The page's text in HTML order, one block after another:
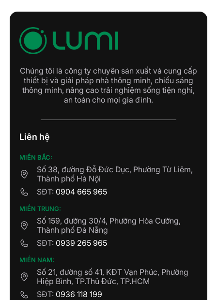
Chúng tôi là công ty chuyên sản xuất và cung cấp
thiết bị và giải pháp nhà thông minh, chiếu sáng
thông minh, nâng cao trải nghiệm sống tiện nghi,
an toàn cho mọi gia đình.
Liên hệ
MIỀN BẮC:
Số 38, đường Đỗ Đức Dục, Phường Từ Liêm,
Thành phố Hà Nội
SĐT: 0904 665 965
MIỀN TRUNG:
Số 159, đường 30/4, Phường Hòa Cường,
Thành phố Đà Nẵng
SĐT: 0939 265 965
MIỀN NAM:
Số 21, đường số 41, KĐT Vạn Phúc, Phường
Hiệp Bình, TP.Thủ Đức, TP.HCM
SĐT: 0936 118 199